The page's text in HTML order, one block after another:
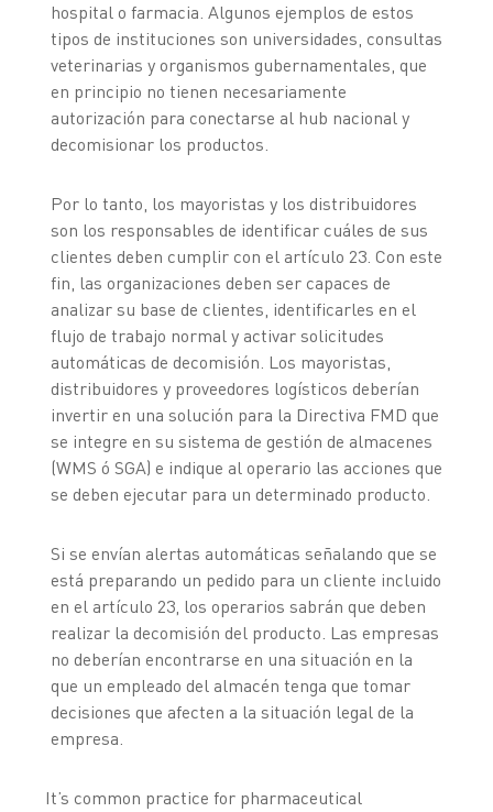
hospital o farmacia. Algunos ejemplos de estos
tipos de instituciones son universidades, consultas
veterinarias y organismos gubernamentales, que
en principio no tienen necesariamente
autorización para conectarse al hub nacional y
decomisionar los productos.
Por lo tanto, los mayoristas y los distribuidores
son los responsables de identificar cuáles de sus
clientes deben cumplir con el artículo 23. Con este
fin, las organizaciones deben ser capaces de
analizar su base de clientes, identificarles en el
flujo de trabajo normal y activar solicitudes
automáticas de decomisión. Los mayoristas,
distribuidores y proveedores logísticos deberían
invertir en una solución para la Directiva FMD que
se integre en su sistema de gestión de almacenes
(WMS ó SGA) e indique al operario las acciones que
se deben ejecutar para un determinado producto.
Si se envían alertas automáticas señalando que se
está preparando un pedido para un cliente incluido
en el artículo 23, los operarios sabrán que deben
realizar la decomisión del producto. Las empresas
no deberían encontrarse en una situación en la
que un empleado del almacén tenga que tomar
decisiones que afecten a la situación legal de la
empresa.
It’s common practice for pharmaceutical